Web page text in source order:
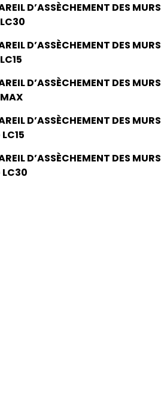
D’ASSÈCHEMENT DES MURS
D’ASSÈCHEMENT DES MURS
D’ASSÈCHEMENT DES MURS
D’ASSÈCHEMENT DES MURS
D’ASSÈCHEMENT DES MURS